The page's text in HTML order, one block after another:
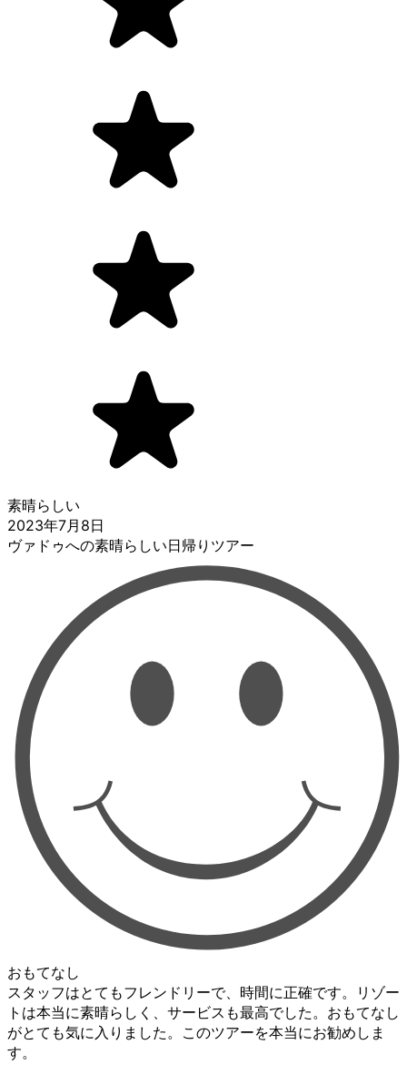
素晴らしい
2023年7月8日
ヴァドゥへの素晴らしい日帰りツアー
おもてなし
スタッフはとてもフレンドリーで、時間に正確です。リゾー
トは本当に素晴らしく、サービスも最高でした。おもてなし
がとても気に入りました。このツアーを本当にお勧めしま
す。